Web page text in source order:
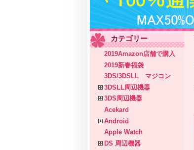
カテゴリー
2019Amazon店舗で購入
2019新春福袋
3DS/3DSLL マジコン
3DSLL周辺機器
3DS周辺機器
Acekard
Android
Apple Watch
DS 周辺機器